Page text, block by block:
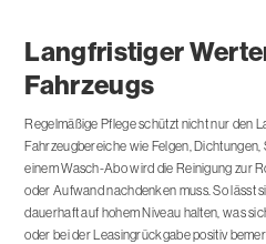
Langfristiger
Fahrzeugs
Regelmäßige Pflege schützt nicht nur den
Fahrzeugbereiche wie Felgen,
einem Wasch-Abo wird die Reinigung zur
oder Aufwand nachdenken muss. So lässt
dauerhaft auf hohem Niveau halten, was
oder bei der Leasingrückgabe positiv